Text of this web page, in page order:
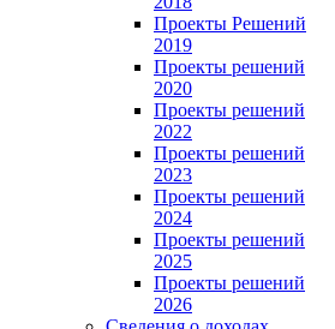
Проекты Решений
2019
Проекты решений
2020
Проекты решений
2022
Проекты решений
2023
Проекты решений
2024
Проекты решений
2025
Проекты решений
2026